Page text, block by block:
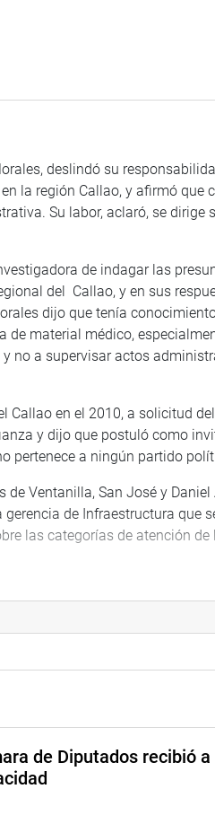
deslindó su
la región Callao, y afirmó que
Su labor, aclaró, se dirige
de indagar las
del Callao, y en sus
dijo que tenía
de material médico,
no a supervisar actos
en el 2010, a solicitud
y dijo que postuló como
pertenece a ningún partido
Ventanilla, San José y Daniel
de Infraestructura que
las categorías de atención
y que iba a ser
General. Los procesos
asciende a 136 millones de
transferencias. Tiene 900
(“locadores”). Dijo que
le solicitó que haga
de Diputados recibió